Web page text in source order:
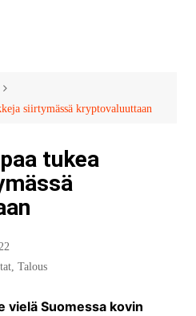
siirtymässä kryptovaluuttaan
tukea
, Talous
vielä Suomessa kovin